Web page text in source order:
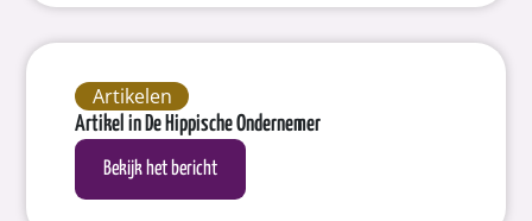
Artikelen
Artikel in De Hippische Ondernemer
Bekijk het bericht